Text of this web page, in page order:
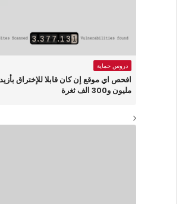
دروس حماية
مليون و300 الف ثغرة